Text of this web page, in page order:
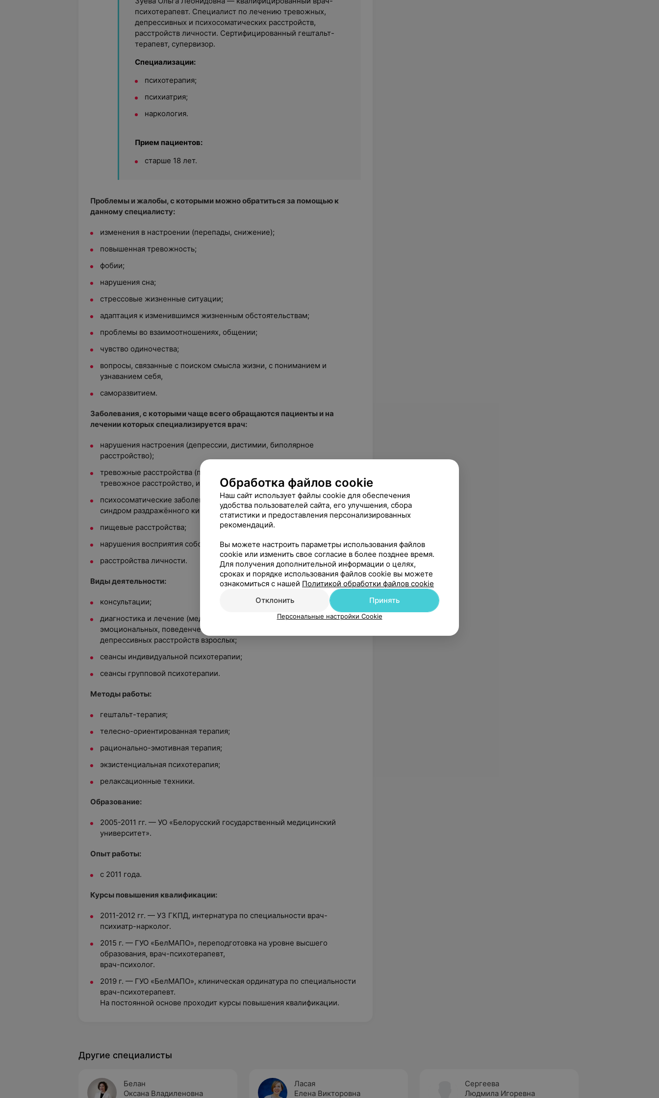
психотерапевт. Специалист по лечению тревожных,
депрессивных и психосоматических расстройств,
расстройств личности. Сертифицированный гештальт-
терапевт, супервизор.
Специализации:
психотерапия;
психиатрия;
наркология.
Прием пациентов:
старше 18 лет.
Проблемы и жалобы, с которыми можно обратиться за помощью к
данному специалисту:
изменения в настроении (перепады, снижение);
повышенная тревожность;
фобии;
нарушения сна;
стрессовые жизненные ситуации;
адаптация к изменившимся жизненным обстоятельствам;
проблемы во взаимоотношениях, общении;
чувство одиночества;
вопросы, связанные с поиском смысла жизни, с пониманием и
узнаванием себя,
саморазвитием.
Заболевания, с которыми чаще всего обращаются пациенты и на
лечении которых специализируется врач:
нарушения настроения (депрессии, дистимии, биполярное
расстройство);
тревожные расстройства (панические атаки, генерализованное
тревожное расстройство, ипохондрия);
психосоматические заболевания (вегето-сосудистая дистония,
синдром раздражённого кишечника);
пищевые расстройства;
нарушения восприятия собственного тела;
расстройства личности.
Виды деятельности:
консультации;
диагностика и лечение (медикаментозное и психотерапевтическое)
эмоциональных, поведенческих, невротических, тревожных и
депрессивных расстройств взрослых;
сеансы индивидуальной психотерапии;
сеансы групповой психотерапии.
Методы работы:
гештальт-терапия;
телесно-ориентированная терапия;
рационально-эмотивная терапия;
экзистенциальная психотерапия;
релаксационные техники.
Образование:
2005-2011 гг. — УО «Белорусский государственный медицинский
университет».
Опыт работы:
с 2011 года.
Курсы повышения квалификации:
2011-2012 гг. — УЗ ГКПД, интернатура по специальности врач-
психиатр-нарколог.
2015 г. — ГУО «БелМАПО», переподготовка на уровне высшего
образования, врач-психотерапевт,
врач-психолог.
2019 г. — ГУО «БелМАПО», клиническая ординатура по специальности
врач-психотерапевт.
На постоянной основе проходит курсы повышения квалификации.
Другие специалисты
Белан
Оксана Владиленовна
Ласая
Елена Викторовна
Сергеева
Людмила Игоревна
Обработка файлов cookie
Наш сайт использует файлы cookie для обеспечения
удобства пользователей сайта, его улучшения, сбора
статистики и предоставления персонализированных
рекомендаций.
Вы можете настроить параметры использования файлов
cookie или изменить свое согласие в более позднее время.
Для получения дополнительной информации о целях,
сроках и порядке использования файлов cookie вы можете
ознакомиться с нашей Политикой обработки файлов cookie
Отклонить
Принять
Персональные настройки Cookie